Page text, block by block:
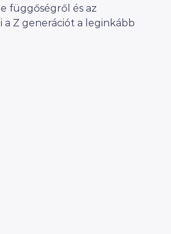
függőségről és az
a Z generációt a leginkább